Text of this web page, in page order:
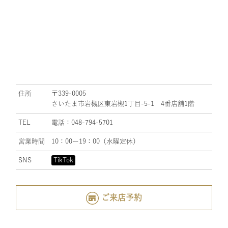
住所
〒339-0005
さいたま市岩槻区東岩槻1丁目-5-1 4番店舗1階
TEL 電話：048-794-5701
営業時間 10：00ー19：00（水曜定休）
SNS TikTok
ご来店予約